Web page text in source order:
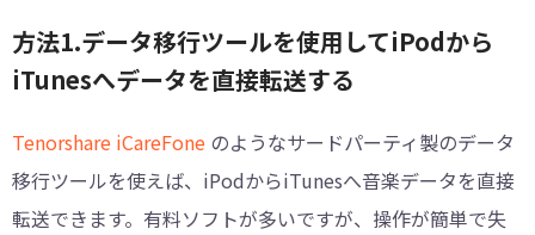
方法1.データ移行ツールを使用してiPodから
iTunesへデータを直接転送する
Tenorshare iCareFone のようなサードパーティ製のデータ
移行ツールを使えば、iPodからiTunesへ音楽データを直接
転送できます。有料ソフトが多いですが、操作が簡単で失